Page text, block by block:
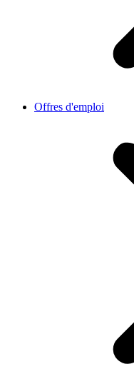
Offres d'emploi